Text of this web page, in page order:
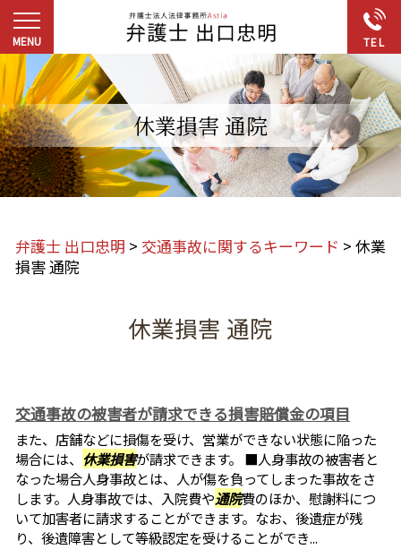
休業損害 通院
弁護士 出口忠明 > 交通事故に関するキーワード > 休業
損害 通院
休業損害 通院
交通事故の被害者が請求できる損害賠償金の項目
また、店舗などに損傷を受け、営業ができない状態に陥った
場合には、 休業損害が請求できます。 ■人身事故の被害者と
なった場合人身事故とは、人が傷を負ってしまった事故をさ
します。人身事故では、入院費や通院費のほか、慰謝料につ
いて加害者に請求することができます。なお、後遺症が残
り、後遺障害として等級認定を受けることができ...